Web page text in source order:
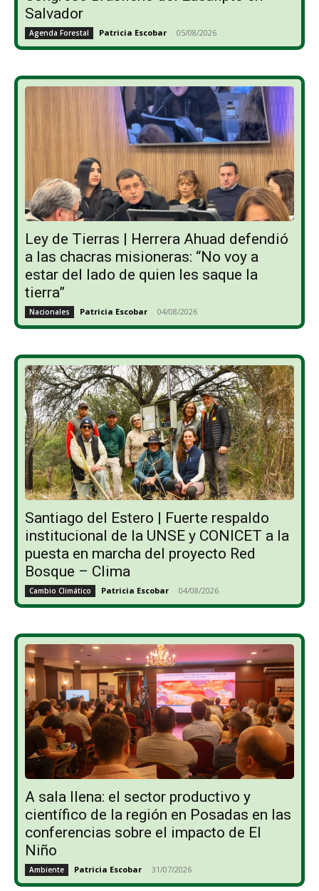
Salvador
Agenda Forestal Patricia Escobar - 05/08/2026
Ley de Tierras | Herrera Ahuad defendió
a las chacras misioneras: “No voy a
estar del lado de quien les saque la
tierra”
Nacionales Patricia Escobar - 04/08/2026
Santiago del Estero | Fuerte respaldo
institucional de la UNSE y CONICET a la
puesta en marcha del proyecto Red
Bosque – Clima
Cambio Climático Patricia Escobar - 04/08/2026
A sala llena: el sector productivo y
científico de la región en Posadas en las
conferencias sobre el impacto de El
Niño
Ambiente Patricia Escobar - 31/07/2026